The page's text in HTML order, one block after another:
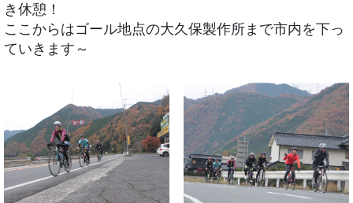
き休憩！
ここからはゴール地点の大久保製作所まで市内を下っ
ていきます～